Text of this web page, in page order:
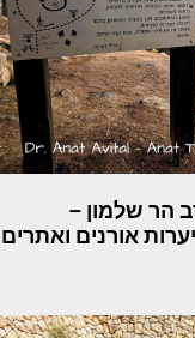
הר שלמון –
אורנים ואתרים